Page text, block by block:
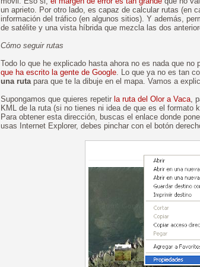
un aprieto. Por otro lado, es capaz de calcular rutas (en
información del tráfico (en algunos sitios). Y además,
de satélite y una vista híbrida que mezcla las dos
Cómo seguir rutas
Todo lo que he explicado hasta ahora no es nada que no
que ha escrito la gente de Google. Lo que ya no es tan
una rutapara que te la dibuje en el mapa. Vamos a
Supongamos que quieres repetir la ruta del Olor a Vaca,
KML de la ruta (si no tienes ni idea de que es el formato
Para obtener esta dirección, buscas el enlace donde
usas Internet Explorer, debes pinchar con el botón